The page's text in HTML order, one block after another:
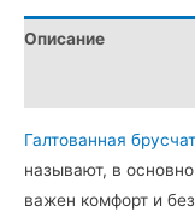
Описание
Галтованная
называют, в
важен комфорт и